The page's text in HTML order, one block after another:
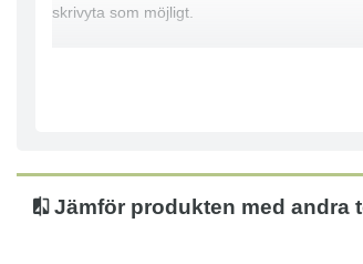
skrivyta som möjligt.
Kan hängas antingen vertikalt eller
Kan monteras både horisontellt och vertikalt
Jämför produkten med andra